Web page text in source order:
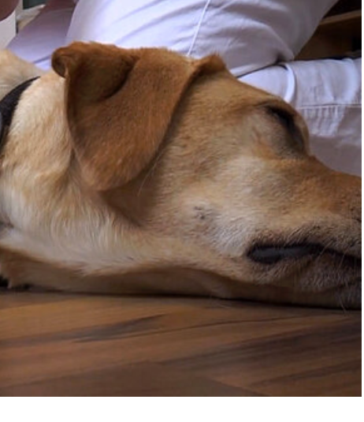
20 JAHRE TIERRETTUNG
FAQ
AUFGABEN
FAHRZEUGFLOTTE
ENTSTEHUNGSGESCHICHTE
EINBLICKE IN UNSERE ARBEIT
SATZUNG
GÄSTEBUCH
DATENSCHUTZ
VEREINSJOURNALE
MITGLIEDSCHAFT KÜNDIGEN
ZUWENDUNGSBESCHEINIGUNG